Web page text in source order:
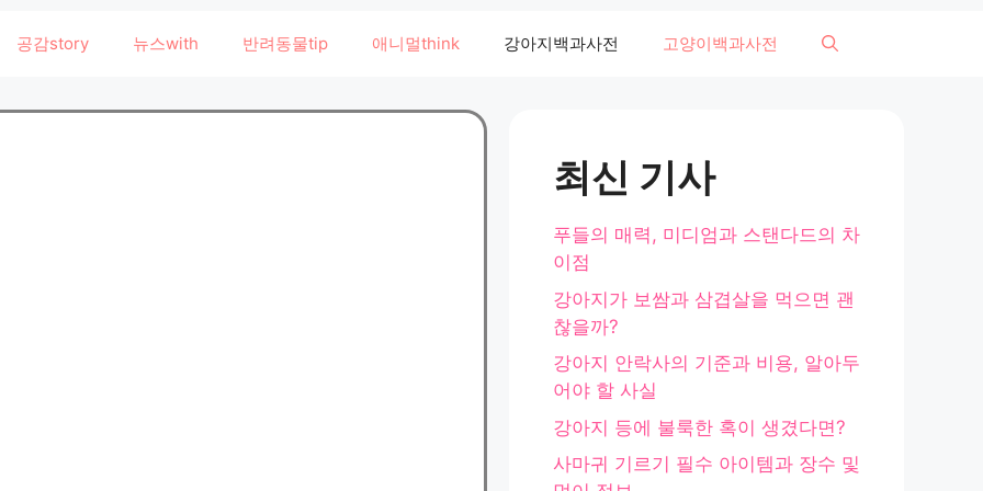
공감story 뉴스with 반려동물tip 애니멀think 강아지백과사전 고양이백과사전
최신 기사
푸들의 매력, 미디엄과 스탠다드의 차
이점
강아지가 보쌈과 삼겹살을 먹으면 괜
찮을까?
강아지 안락사의 기준과 비용, 알아두
어야 할 사실
강아지 등에 불룩한 혹이 생겼다면?
사마귀 기르기 필수 아이템과 장수 및